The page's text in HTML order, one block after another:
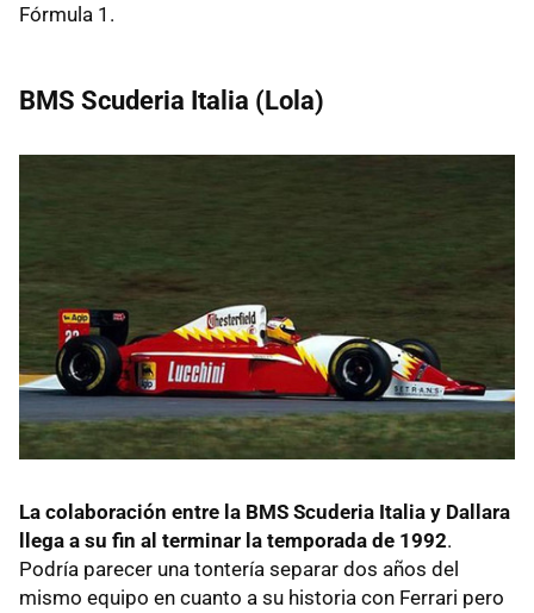
Fórmula 1.
BMS Scuderia Italia (Lola)
La colaboración entre la BMS Scuderia Italia y Dallara
llega a su fin al terminar la temporada de 1992.
Podría parecer una tontería separar dos años del
mismo equipo en cuanto a su historia con Ferrari pero